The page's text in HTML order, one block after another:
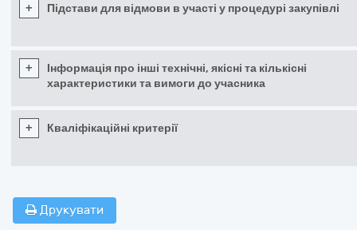
+ Підстави для відмови в участі у процедурі закупівлі
+
Інформація про інші технічні, якісні та кількісні
характеристики та вимоги до учасника
+ Кваліфікаційні критерії
Друкувати